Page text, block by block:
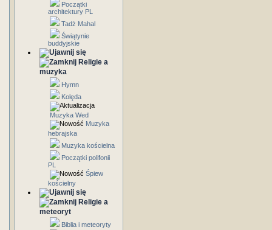
Początki
architektury PL
Tadż Mahal
Świątynie
buddyjskie
Religie a
muzyka
Hymn
Kolęda
Muzyka Wed
Muzyka
hebrajska
Muzyka kościelna
Początki polifonii
PL
Śpiew
kościelny
Religie a
meteoryt
Biblia i meteoryty